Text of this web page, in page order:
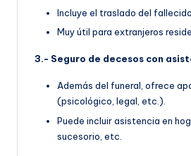
Incluye el traslado del
Muy útil para extranjeros
3.- Seguro de decesos con
Además del funeral, ofrece
(psicológico, legal, etc.).
Puede incluir asistencia en
sucesorio, etc.